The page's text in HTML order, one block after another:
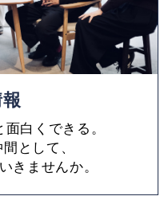
白くできる。
として、
きませんか。